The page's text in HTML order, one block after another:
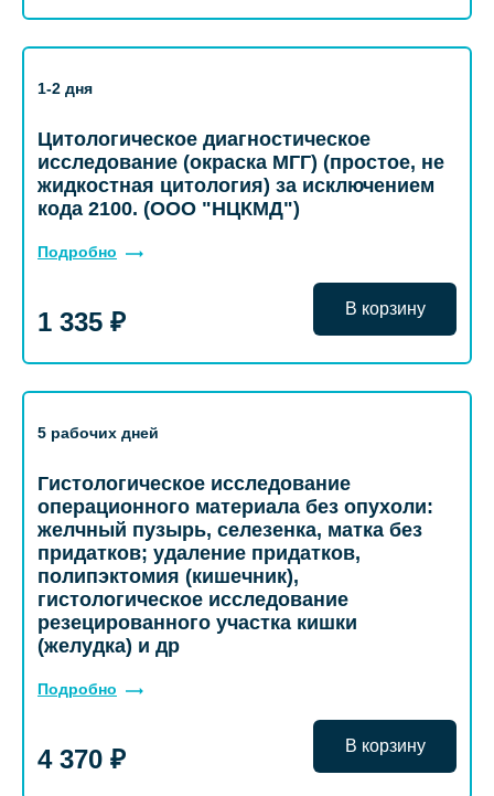
1-2 дня
Цитологическое диагностическое
исследование (окраска МГГ) (простое, не
жидкостная цитология) за исключением
кода 2100. (ООО "НЦКМД")
Подробно
1 335 ₽ В корзину
5 рабочих дней
Гистологическое исследование
операционного материала без опухоли:
желчный пузырь, селезенка, матка без
придатков; удаление придатков,
полипэктомия (кишечник),
гистологическое исследование
резецированного участка кишки
(желудка) и др
Подробно
4 370 ₽ В корзину